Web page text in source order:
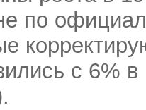
по
с 6%